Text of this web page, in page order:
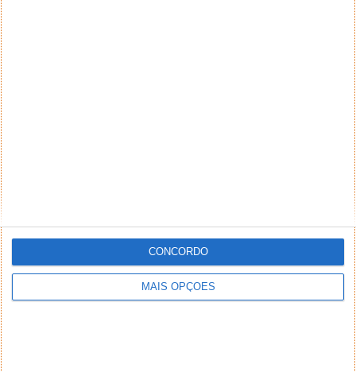
MAIS OPÇÕES
CONCORDO